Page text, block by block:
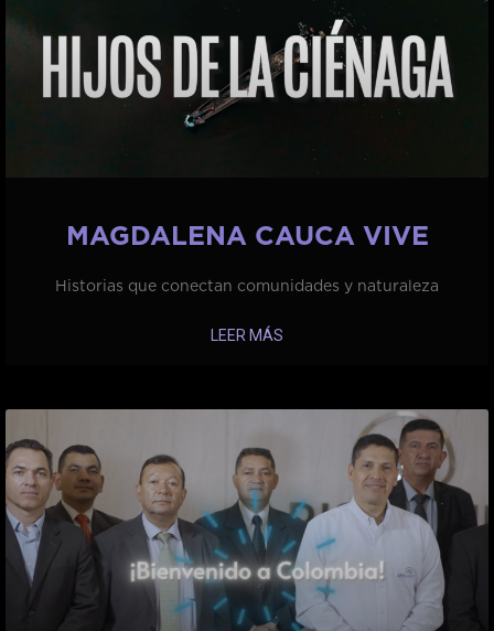
MAGDALENA CAUCA VIVE
Historias que conectan comunidades y naturaleza
LEER MÁS